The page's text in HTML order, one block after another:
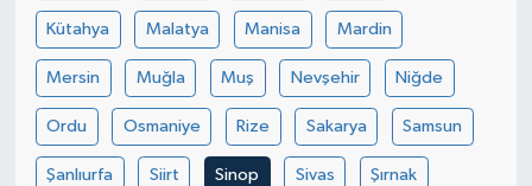
Kütahya Malatya Manisa Mardin
Mersin Muğla Muş Nevşehir Niğde
Ordu Osmaniye Rize Sakarya Samsun
Şanlıurfa Siirt Sinop Sivas Şırnak